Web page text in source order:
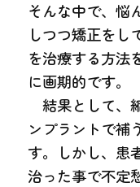
そんな中で、悩
しつつ矯正をし
を治療する方法
に画期的です。
結果として、
ンプラントで補
す。しかし、患
治った事で不定